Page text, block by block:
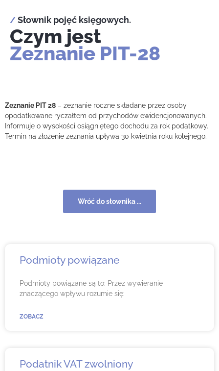
/ Słownik pojęć księgowych.
Czym jest
Zeznanie PIT-28
Zeznanie PIT 28 – zeznanie roczne składane przez osoby
opodatkowane ryczałtem od przychodów ewidencjonowanych.
Informuje o wysokości osiągniętego dochodu za rok podatkowy.
Termin na złożenie zeznania upływa 30 kwietnia roku kolejnego.
Wróć do słownika ...
Podmioty powiązane
Podmioty powiązane są to: Przez wywieranie
znaczącego wpływu rozumie się:
ZOBACZ
Podatnik VAT zwolniony